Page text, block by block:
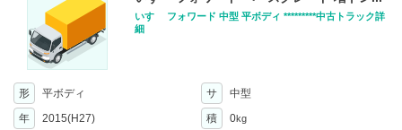
いすゞ フォワード 中型 平ボディ *********中古トラック詳
細
形 平ボディ サ
中型
年
2015(H27) 積 0kg